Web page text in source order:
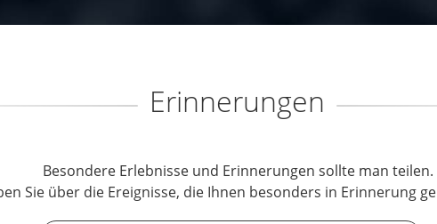
Erinnerungen
Besondere Erlebnisse und Erinnerungen sollte man teilen.
Sie über die Ereignisse, die Ihnen besonders in Erinnerung